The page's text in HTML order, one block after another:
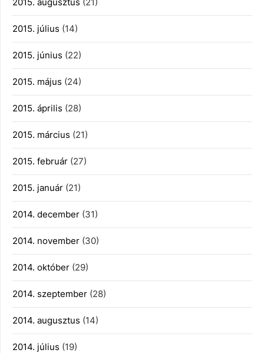
2015. július (14)
2015. június (22)
2015. május (24)
2015. április (28)
2015. március (21)
2015. február (27)
2015. január (21)
2014. december (31)
2014. november (30)
2014. október (29)
2014. szeptember (28)
2014. augusztus (14)
2014. július (19)